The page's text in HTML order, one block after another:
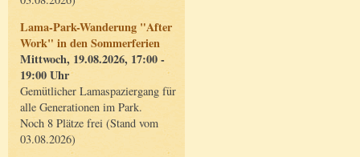
Lama-Park-Wanderung "After
Work" in den Sommerferien
Mittwoch, 19.08.2026, 17:00 -
19:00 Uhr
Gemütlicher Lamaspaziergang für
alle Generationen im Park.
Noch 8 Plätze frei (Stand vom
03.08.2026)